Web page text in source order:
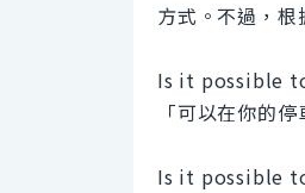
方式。不過，根
Is it possible
「可以在你的
Is it possible